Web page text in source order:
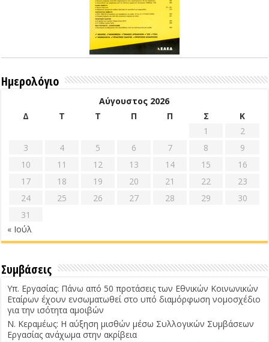
Ημερολόγιο
Αύγουστος 2026
Δ
Τ Τ Π Π Σ
Κ
1
2
3
4 5 6 7 8
9
10
11 12 13 14 15
16
17
18 19 20 21 22
23
24
25 26 27 28 29
30
31
« Ιούλ
Συμβάσεις
Υπ. Εργασίας: Πάνω από 50 προτάσεις των Εθνικών Κοινωνικών
Εταίρων έχουν ενσωματωθεί στο υπό διαμόρφωση νομοσχέδιο
για την ισότητα αμοιβών
Ν. Κεραμέως: Η αύξηση μισθών μέσω Συλλογικών Συμβάσεων
Εργασίας ανάχωμα στην ακρίβεια